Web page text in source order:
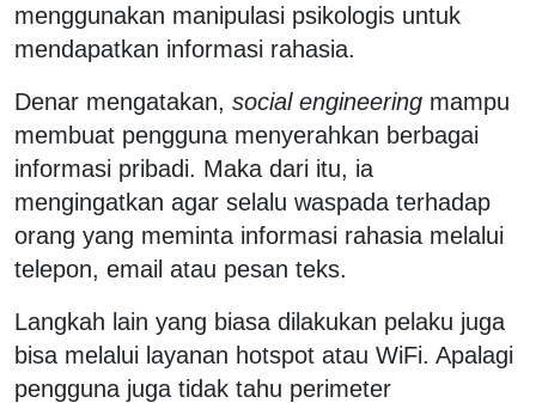
menggunakan manipulasi psikologis untuk
mendapatkan informasi rahasia.
Denar mengatakan, social engineering mampu
membuat pengguna menyerahkan berbagai
informasi pribadi. Maka dari itu, ia
mengingatkan agar selalu waspada terhadap
orang yang meminta informasi rahasia melalui
telepon, email atau pesan teks.
Langkah lain yang biasa dilakukan pelaku juga
bisa melalui layanan hotspot atau WiFi. Apalagi
pengguna juga tidak tahu perimeter